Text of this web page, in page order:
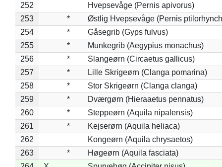
252
Hvepsevåge (Pernis apivorus)
253
*
Østlig Hvepsevåge (Pernis
254
*
Gåsegrib (Gyps fulvus)
255
*
Munkegrib (Aegypius monachus)
256
*
Slangeørn (Circaetus gallicus)
257
*
Lille Skrigeørn (Clanga pomarina)
258
*
Stor Skrigeørn (Clanga clanga)
259
*
Dværgørn (Hieraaetus pennatus)
260
*
Steppeørn (Aquila nipalensis)
261
*
Kejserørn (Aquila heliaca)
262
Kongeørn (Aquila chrysaetos)
263
*
Høgeørn (Aquila fasciata)